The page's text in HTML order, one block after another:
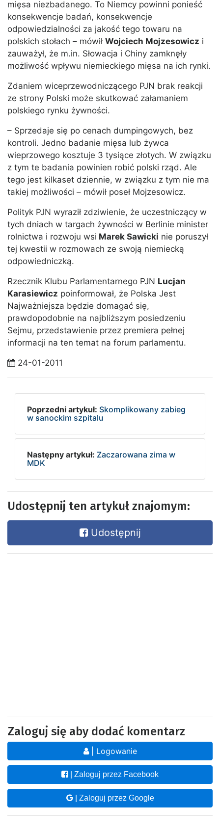
mięsa niezbadanego. To Niemcy powinni ponieść
konsekwencje badań, konsekwencje
odpowiedzialności za jakość tego towaru na
polskich stołach – mówił Wojciech Mojzesowicz i
zauważył, że m.in. Słowacja i Chiny zamknęły
możliwość wpływu niemieckiego mięsa na ich rynki.
Zdaniem wiceprzewodniczącego PJN brak reakcji
ze strony Polski może skutkować załamaniem
polskiego rynku żywności.
– Sprzedaje się po cenach dumpingowych, bez
kontroli. Jedno badanie mięsa lub żywca
wieprzowego kosztuje 3 tysiące złotych. W związku
z tym te badania powinien robić polski rząd. Ale
tego jest kilkaset dziennie, w związku z tym nie ma
takiej możliwości – mówił poseł Mojzesowicz.
Polityk PJN wyraził zdziwienie, że uczestniczący w
tych dniach w targach żywności w Berlinie minister
rolnictwa i rozwoju wsi Marek Sawicki nie poruszył
tej kwestii w rozmowach ze swoją niemiecką
odpowiedniczką.
Rzecznik Klubu Parlamentarnego PJN Lucjan
Karasiewicz poinformował, że Polska Jest
Najważniejsza będzie domagać się,
prawdopodobnie na najbliższym posiedzeniu
Sejmu, przedstawienie przez premiera pełnej
informacji na ten temat na forum parlamentu.
24-01-2011
Poprzedni artykuł: Skomplikowany zabieg
w sanockim szpitalu
Następny artykuł: Zaczarowana zima w
MDK
Udostępnij ten artykuł znajomym:
Udostępnij
Zaloguj się aby dodać komentarz
| Logowanie
| Zaloguj przez Facebook
| Zaloguj przez Google